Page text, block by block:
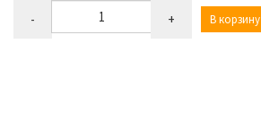
-
+ В корзину